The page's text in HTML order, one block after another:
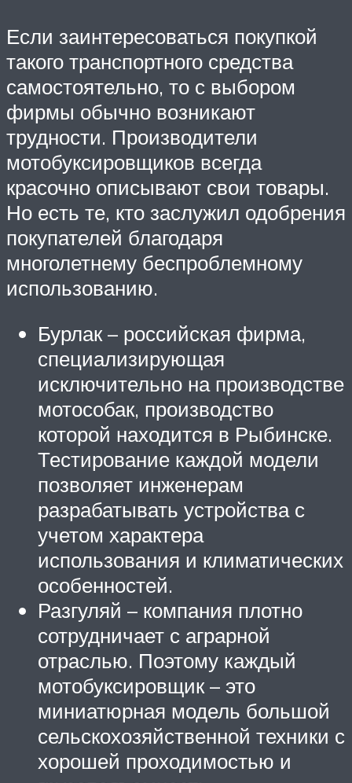
Если заинтересоваться покупкой
такого транспортного средства
самостоятельно, то с выбором
фирмы обычно возникают
трудности. Производители
мотобуксировщиков всегда
красочно описывают свои товары.
Но есть те, кто заслужил одобрения
покупателей благодаря
многолетнему беспроблемному
использованию.
Бурлак – российская фирма,
специализирующая
исключительно на производстве
мотособак, производство
которой находится в Рыбинске.
Тестирование каждой модели
позволяет инженерам
разрабатывать устройства с
учетом характера
использования и климатических
особенностей.
Разгуляй – компания плотно
сотрудничает с аграрной
отраслью. Поэтому каждый
мотобуксировщик – это
миниатюрная модель большой
сельскохозяйственной техники с
хорошей проходимостью и